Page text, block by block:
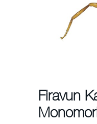
Hakkımızda
İletişim
Maxforce Prime Envu
Firavun